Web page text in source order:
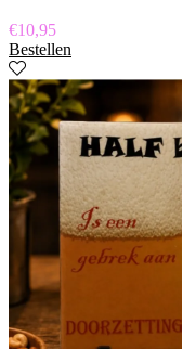
€10,95
Bestellen